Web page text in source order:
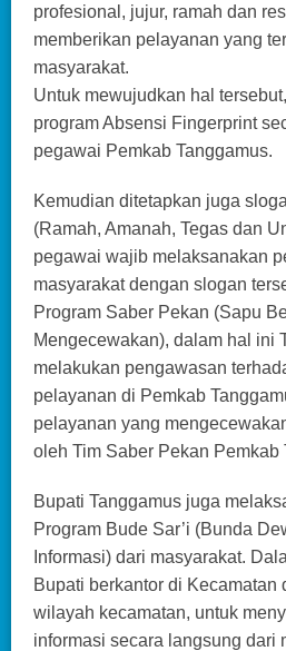
profesional, jujur, ramah dan
memberikan pelayanan yang
masyarakat.
Untuk mewujudkan hal
program Absensi Fingerprint
pegawai Pemkab Tanggamus.
Kemudian ditetapkan juga
(Ramah, Amanah, Tegas dan
pegawai wajib melaksanakan
masyarakat dengan slogan
Program Saber Pekan (Sapu
Mengecewakan), dalam hal ini
melakukan pengawasan
pelayanan di Pemkab
pelayanan yang
oleh Tim Saber Pekan Pemkab
Bupati Tanggamus juga
Program Bude Sar’i (Bunda
Informasi) dari masyarakat.
Bupati berkantor di Kecamatan
wilayah kecamatan, untuk
informasi secara langsung dari